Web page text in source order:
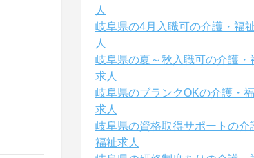
人
岐阜県の4月入職可の介護・福
人
岐阜県の夏～秋入職可の介護・
求人
岐阜県のブランクOKの介護・
求人
岐阜県の資格取得サポートの介
福祉求人